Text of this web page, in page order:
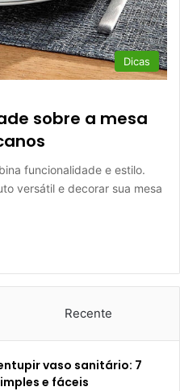
Dicas
sobre a mesa
funcionalidade e estilo.
versátil e decorar sua mesa
Recente
vaso sanitário: 7
e fáceis